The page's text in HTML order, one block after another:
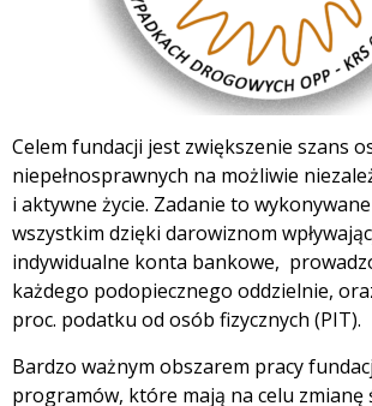
Celem fundacji jest zwiększenie szans
niepełnosprawnych na możliwie
i aktywne życie. Zadanie to
wszystkim dzięki darowiznom
indywidualne konta bankowe,
każdego podopiecznego oddzielnie,
proc. podatku od osób fizycznych (PIT).
Bardzo ważnym obszarem pracy
programów, które mają na celu zmianę